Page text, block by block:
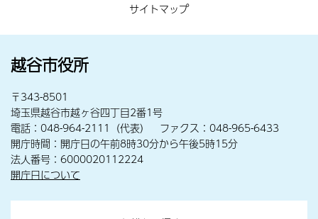
サイトマップ
越谷市役所
〒343-8501
埼玉県越谷市越ヶ谷四丁目2番1号
電話：048-964-2111（代表） ファクス：048-965-6433
開庁時間：開庁日の午前8時30分から午後5時15分
法人番号：6000020112224
開庁日について